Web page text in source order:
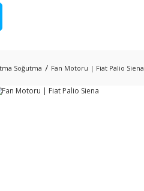
Soğutma Fan Motoru | Fiat Palio Siena